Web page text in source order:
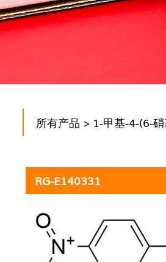
所有产品 > 1-甲基-4-(6-
RG-E140331